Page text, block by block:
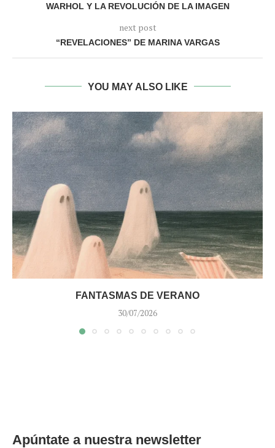
WARHOL Y LA REVOLUCIÓN DE LA IMAGEN
next post
“REVELACIONES” DE MARINA VARGAS
YOU MAY ALSO LIKE
FANTASMAS DE VERANO
30/07/2026
Apúntate a nuestra newsletter